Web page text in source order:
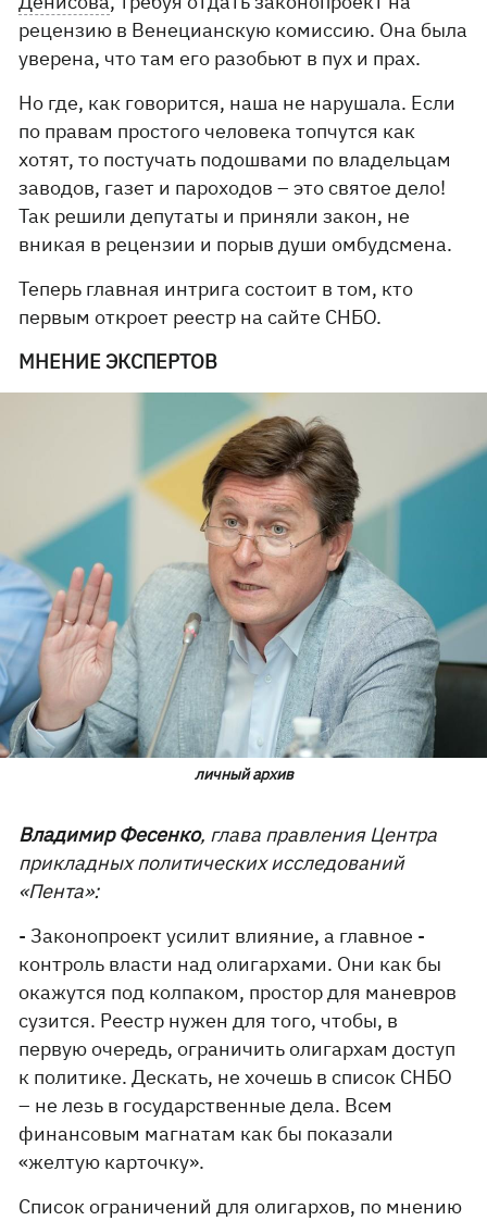
рецензию в Венецианскую комиссию. Она была
уверена, что там его разобьют в пух и прах.
Но где, как говорится, наша не нарушала. Если
по правам простого человека топчутся как
хотят, то постучать подошвами по владельцам
заводов, газет и пароходов – это святое дело!
Так решили депутаты и приняли закон, не
вникая в рецензии и порыв души омбудсмена.
Теперь главная интрига состоит в том, кто
первым откроет реестр на сайте СНБО.
МНЕНИЕ ЭКСПЕРТОВ
личный архив
Владимир Фесенко, глава правления Центра
прикладных политических исследований
«Пента»:
- Законопроект усилит влияние, а главное -
контроль власти над олигархами. Они как бы
окажутся под колпаком, простор для маневров
сузится. Реестр нужен для того, чтобы, в
первую очередь, ограничить олигархам доступ
к политике. Дескать, не хочешь в список СНБО
– не лезь в государственные дела. Всем
финансовым магнатам как бы показали
«желтую карточку».
Список ограничений для олигархов, по мнению